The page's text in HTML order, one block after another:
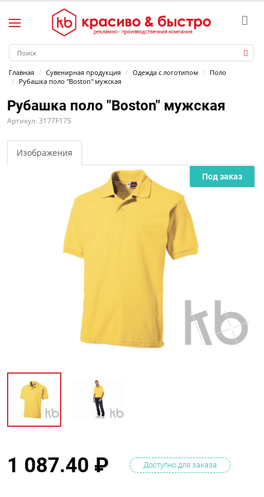
Главная Сувенирная продукция Одежда с логотипом
Поло
Рубашка поло "Boston" мужская
Рубашка поло "Boston" мужская
Артикул: 3177F17S
Изображения
Под заказ
1 087.40 ₽ Доступно для заказа